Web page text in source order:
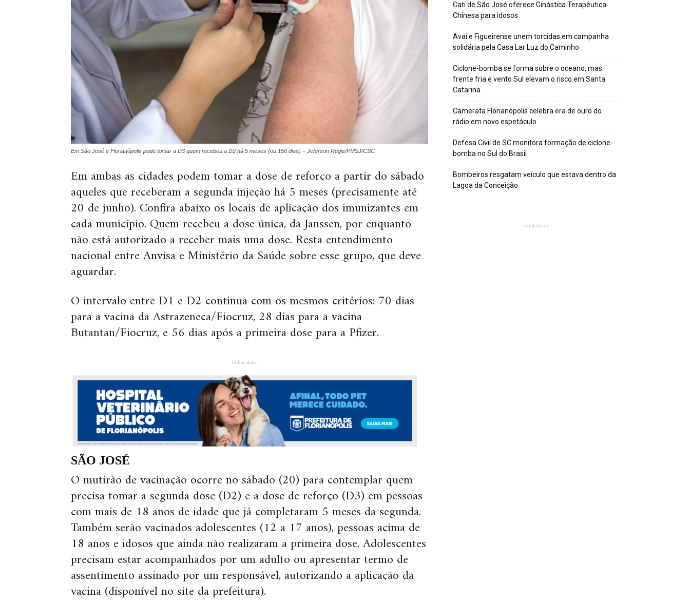
Em São José e Florianópolis pode tomar a D3 quem recebeu a D2 há 5 meses (ou 150 dias) – Jeferson Regis/PMSJ/CSC
Em ambas as cidades podem tomar a dose de reforço a partir do sábado
aqueles que receberam a segunda injeção há 5 meses (precisamente até
20 de junho). Confira abaixo os locais de aplicação dos imunizantes em
cada município. Quem recebeu a dose única, da Janssen, por enquanto
não está autorizado a receber mais uma dose. Resta entendimento
nacional entre Anvisa e Ministério da Saúde sobre esse grupo, que deve
aguardar.
O intervalo entre D1 e D2 continua com os mesmos critérios: 70 dias
para a vacina da Astrazeneca/Fiocruz, 28 dias para a vacina
Butantan/Fiocruz, e 56 dias após a primeira dose para a Pfizer.
Publicidade
SÃO JOSÉ
O mutirão de vacinação ocorre no sábado (20) para contemplar quem
precisa tomar a segunda dose (D2) e a dose de reforço (D3) em pessoas
com mais de 18 anos de idade que já completaram 5 meses da segunda.
Também serão vacinados adolescentes (12 a 17 anos), pessoas acima de
18 anos e idosos que ainda não realizaram a primeira dose. Adolescentes
precisam estar acompanhados por um adulto ou apresentar termo de
assentimento assinado por um responsável, autorizando a aplicação da
vacina (disponível no site da prefeitura).
Cati de São José oferece Ginástica Terapêutica
Chinesa para idosos
Avaí e Figueirense unem torcidas em campanha
solidária pela Casa Lar Luz do Caminho
Ciclone-bomba se forma sobre o oceano, mas
frente fria e vento Sul elevam o risco em Santa
Catarina
Camerata Florianópolis celebra era de ouro do
rádio em novo espetáculo
Defesa Civil de SC monitora formação de ciclone-
bomba no Sul do Brasil
Bombeiros resgatam veículo que estava dentro da
Lagoa da Conceição
Publicidade